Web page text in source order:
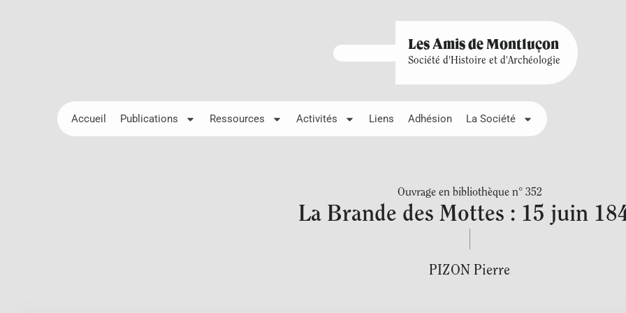
Les Amis de Montluçon
Société d'Histoire et d'Archéologie
Accueil Publications Ressources Activités Liens Adhésion La Société
Ouvrage en bibliothèque n° 352
La Brande des Mottes : 15 juin
PIZON Pierre